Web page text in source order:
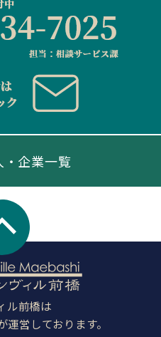
・企業一覧
ル前橋は
運営しております。